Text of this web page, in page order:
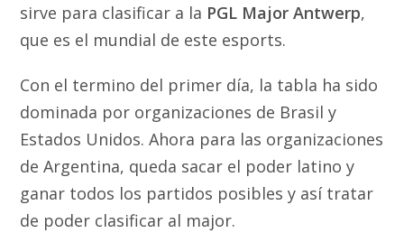
sirve para clasificar a la PGL Major Antwerp,
que es el mundial de este esports.
Con el termino del primer día, la tabla ha sido
dominada por organizaciones de Brasil y
Estados Unidos. Ahora para las organizaciones
de Argentina, queda sacar el poder latino y
ganar todos los partidos posibles y así tratar
de poder clasificar al major.